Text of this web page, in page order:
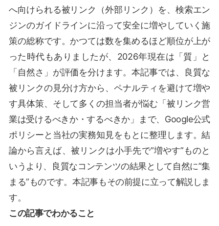
へ向けられる被リンク（外部リンク）を、検索エン
ジンのガイドラインに沿って安全に増やしていく施
策の総称です。かつては数を集めるほど順位が上が
った時代もありましたが、2026年現在は「質」と
「自然さ」が評価を分けます。本記事では、良質な
被リンクの見分け方から、ペナルティを避けて増や
す具体策、そして多くの担当者が悩む「被リンク営
業は受けるべきか・するべきか」まで、Google公式
ポリシーと当社の実務知見をもとに整理します。結
論から言えば、被リンクは小手先で”増やす”ものと
いうより、良質なコンテンツの結果として自然に”集
まる”ものです。本記事もその前提に立って解説しま
す。
この記事でわかること